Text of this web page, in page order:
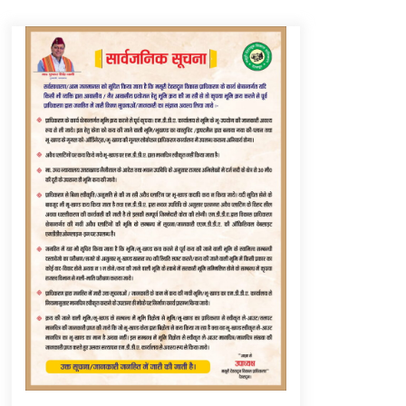
Thought Of The Day 6 September
September 6, 2023
Thought Of The Day 16 May
May 16, 2022
Thought Of The Day 12 May
May 12, 2022
Thought Of The Day 9 May
May 9, 2022